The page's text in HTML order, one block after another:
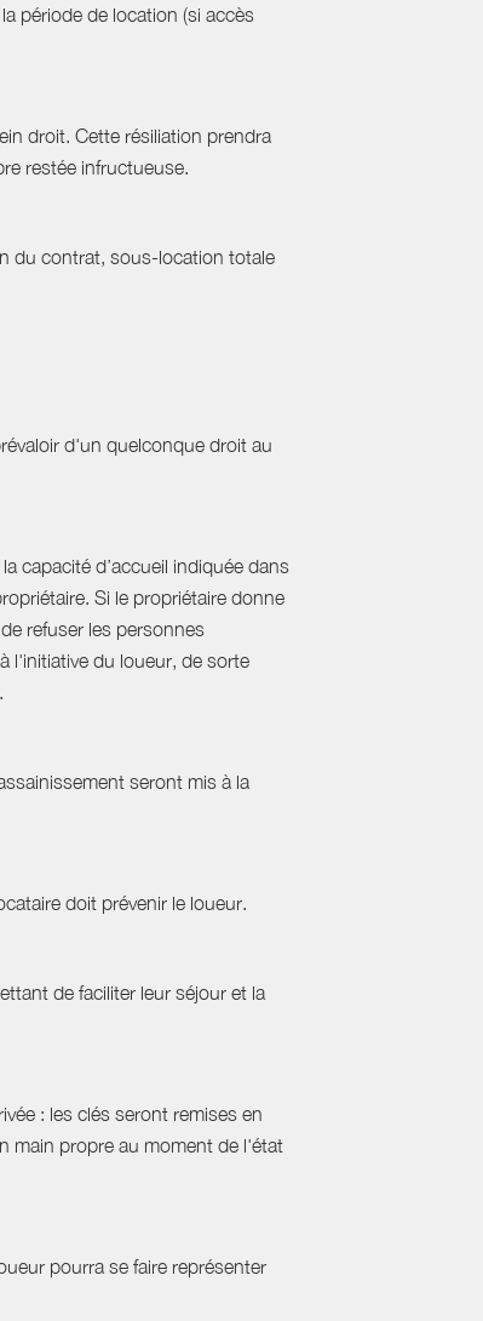
période de location (si accès
droit. Cette résiliation prendra
restée infructueuse.
du contrat, sous-location totale
d'un quelconque droit au
capacité d’accueil indiquée dans
Si le propriétaire donne
refuser les personnes
l'initiative du loueur, de sorte
seront mis à la
doit prévenir le loueur.
de faciliter leur séjour et la
: les clés seront remises en
main propre au moment de l'état
pourra se faire représenter